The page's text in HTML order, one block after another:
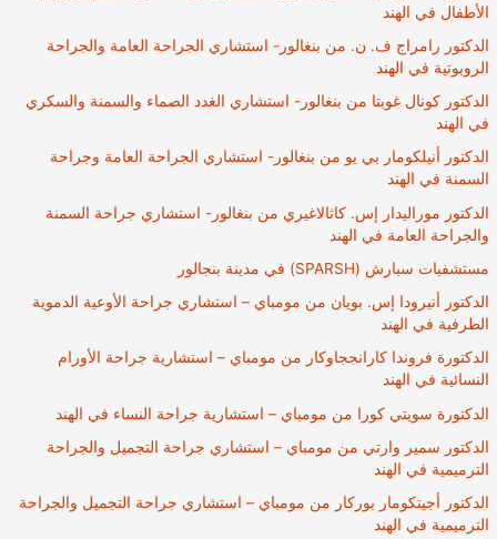
الأطفال في الهند
الدكتور رامراج ف. ن. من بنغالور- استشاري الجراحة العامة والجراحة
الروبوتية في الهند
الدكتور كونال غوبتا من بنغالور- استشاري الغدد الصماء والسمنة والسكري
في الهند
الدكتور أنيلكومار بي يو من بنغالور- استشاري الجراحة العامة وجراحة
السمنة في الهند
الدكتور موراليدار إس. كاثالاغيري من بنغالور- استشاري جراحة السمنة
والجراحة العامة في الهند
مستشفيات سبارش (SPARSH) في مدينة بنجالور
الدكتور أنيرودا إس. بويان من مومباي – استشاري جراحة الأوعية الدموية
الطرفية في الهند
الدكتورة فروندا كارانججاوكار من مومباي – استشارية جراحة الأورام
النسائية في الهند
الدكتورة سويتي كورا من مومباي – استشارية جراحة النساء في الهند
الدكتور سمير وارتي من مومباي – استشاري جراحة التجميل والجراحة
الترميمية في الهند
الدكتور أجيتكومار بوركار من مومباي – استشاري جراحة التجميل والجراحة
الترميمية في الهند